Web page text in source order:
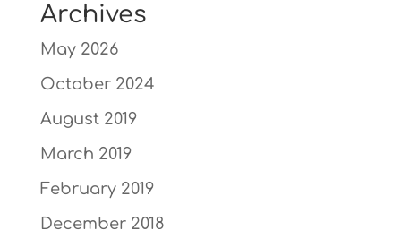
Archives
May 2026
October 2024
August 2019
March 2019
February 2019
December 2018